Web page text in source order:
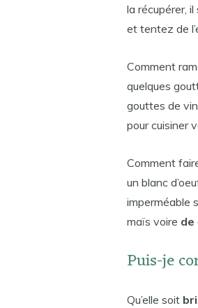
la récupérer,
et tentez de
Comment
quelques
gouttes de
pour cuisiner
Comment
un blanc
imperméable
maïs voire de
Puis-je
Qu’elle soit